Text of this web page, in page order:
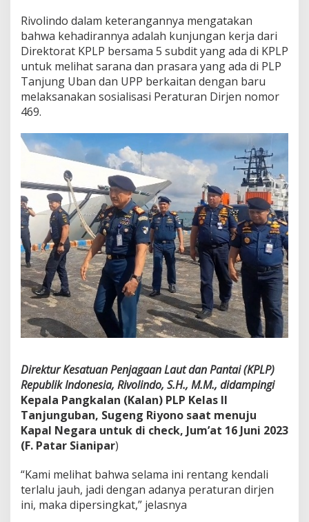
U
b
a
n
Rivolindo dalam keterangannya mengatakan
bahwa kehadirannya adalah kunjungan kerja dari
Direktorat KPLP bersama 5 subdit yang ada di KPLP
untuk melihat sarana dan prasara yang ada di PLP
Tanjung Uban dan UPP berkaitan dengan baru
melaksanakan sosialisasi Peraturan Dirjen nomor
469.
Direktur Kesatuan Penjagaan Laut dan Pantai (KPLP)
Republik Indonesia, Rivolindo, S.H., M.M., didampingi
Kepala Pangkalan (Kalan) PLP Kelas II
Tanjunguban, Sugeng Riyono saat menuju
Kapal Negara untuk di check, Jum’at 16 Juni 2023
(F. Patar Sianipar)
“Kami melihat bahwa selama ini rentang kendali
terlalu jauh, jadi dengan adanya peraturan dirjen
ini, maka dipersingkat,” jelasnya